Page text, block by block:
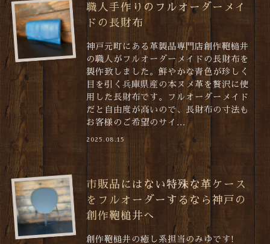
職人手作りのフルオーダーメイ
ドの長財布
神戸元町にある革製品専門店創作鞄槌井
の職人がフルオーダーメイドの長財布を
製作致しました。鮮やかな青色が珍しく
目を引く兵庫県産の本ヌメ革を贅沢に使
用した長財布です。フルオーダーメイド
だと自由度が高いので、長財布の寸法も
お客様のご希望のサイ...
2025.08.15
市販品にはない特殊な革ケース
をフルオーダーするなら神戸の
創作鞄槌井へ
創作鞄槌井の癒し系担当のみゆです!